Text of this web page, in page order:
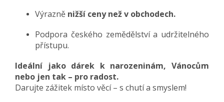
Výrazně nižší ceny než v obchodech.
Podpora českého zemědělství a udržitelného
přístupu.
Ideální jako dárek k narozeninám, Vánocům
nebo jen tak – pro radost.
Darujte zážitek místo věcí – s chutí a smyslem!